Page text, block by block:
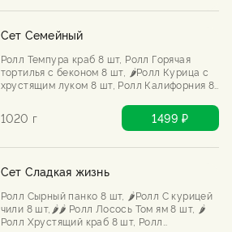
Сет Семейный
Ролл Темпура краб 8 шт, Ролл Горячая
тортилья с беконом 8 шт, 🌶️Ролл Курица с
хрустящим луком 8 шт, Ролл Калифорния 8
1020 г 1499 ₽
Сет Сладкая жизнь
Ролл Сырный панко 8 шт, 🌶️Ролл С курицей
чили 8 шт,🌶️🌶️ Ролл Лосось Том ям 8 шт, 🌶️
Ролл Хрустящий краб 8 шт, Ролл